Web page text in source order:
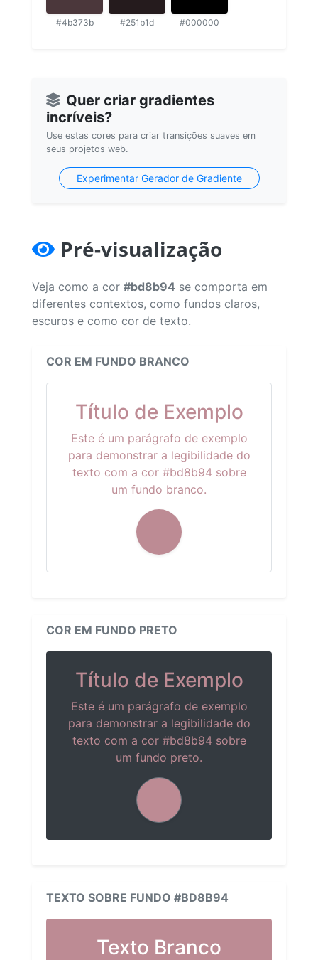
#4b373b #251b1d #000000
Quer criar gradientes
incríveis?
Use estas cores para criar transições suaves em
seus projetos web.
Experimentar Gerador de Gradiente
Pré-visualização
Veja como a cor #bd8b94 se comporta em
diferentes contextos, como fundos claros,
escuros e como cor de texto.
COR EM FUNDO BRANCO
Título de Exemplo
Este é um parágrafo de exemplo
para demonstrar a legibilidade do
texto com a cor #bd8b94 sobre
um fundo branco.
COR EM FUNDO PRETO
Título de Exemplo
Este é um parágrafo de exemplo
para demonstrar a legibilidade do
texto com a cor #bd8b94 sobre
um fundo preto.
TEXTO SOBRE FUNDO #BD8B94
Texto Branco